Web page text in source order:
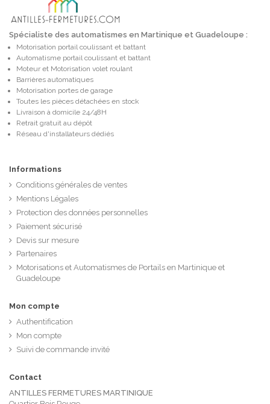
Spécialiste des automatismes en Martinique et Guadeloupe :
Motorisation portail coulissant et battant
Automatisme portail coulissant et battant
Moteur et Motorisation volet roulant
Barrières automatiques
Motorisation portes de garage
Toutes les pièces détachées en stock
Livraison à domicile 24/48H
Retrait gratuit au dépôt
Réseau d'installateurs dédiés
Informations
Conditions générales de ventes
Mentions Légales
Protection des données personnelles
Paiement sécurisé
Devis sur mesure
Partenaires
Motorisations et Automatismes de Portails en Martinique et
Guadeloupe
Mon compte
Authentification
Mon compte
Suivi de commande invité
Contact
ANTILLES FERMETURES MARTINIQUE